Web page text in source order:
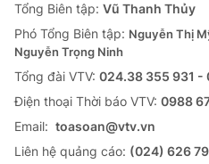
Tổng Biên tập: Vũ Thanh Thủy
Phó Tổng Biên tập: Nguyễn Thị
Nguyễn Trọng Ninh
Tổng đài VTV: 024.38 355 931 -
Ðiện thoại Thời báo VTV: 0988
Email: toasoan@vtv.vn
Liên hệ quảng cáo: (024) 626